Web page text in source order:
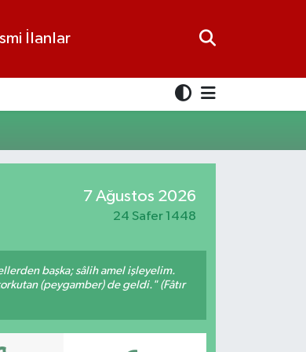
İlanlar
7 Ağustos 2026
24 Safer 1448
başka; sâlih amel işleyelim.
(peygamber) de geldi." (Fâtır